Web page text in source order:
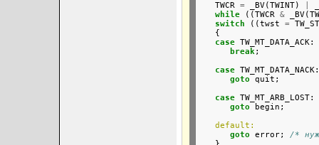
TWCR = _BV(TWINT)
while ((TWCR &
switch ((twst =
   {
case TW_MT_DATA_ACK:
break;
case TW_MT_DATA_NACK:
goto quit;
case TW_MT_ARB_LOST:
goto begin;
default:
goto error; /*